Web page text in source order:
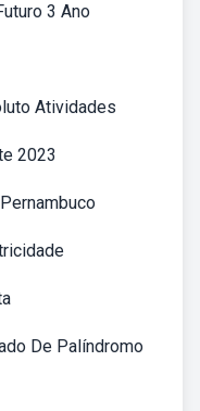
3 Ano
Atividades
2023
De Palíndromo